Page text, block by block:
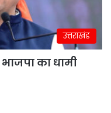
उत्तराखंड
का धामी